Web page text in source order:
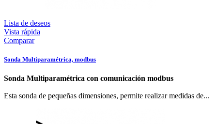
Lista de deseos
Vista rápida
Comparar
Sonda Multiparamétrica, modbus
Sonda Multiparamétrica con comunicación modbus
Esta sonda de pequeñas dimensiones, permite realizar medidas de...